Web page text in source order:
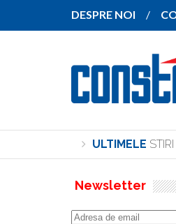
DESPRE NOI
ULTIMELE STIRI
SANY
Newsletter